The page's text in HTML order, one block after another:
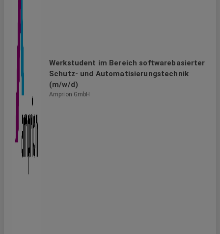
Werkstudent im Bereich softwarebasierter
Schutz- und Automatisierungstechnik
(m/w/d)
Amprion GmbH